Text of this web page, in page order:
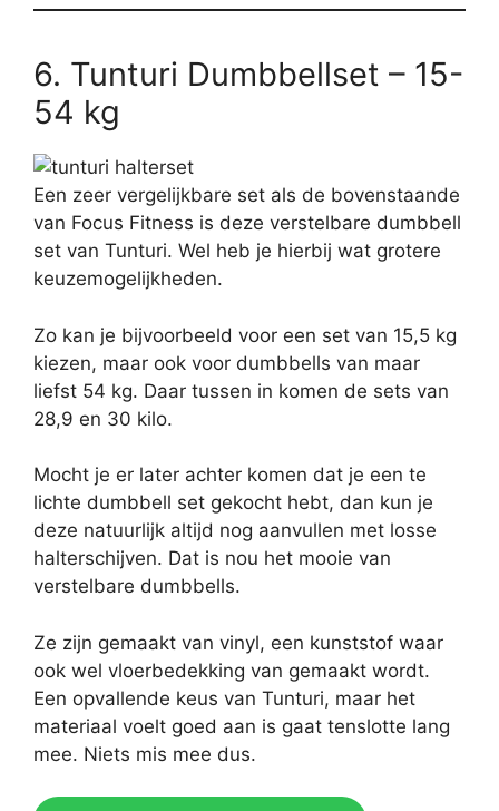
6. Tunturi Dumbbellset – 15-
54 kg
Een zeer vergelijkbare set als de bovenstaande
van Focus Fitness is deze verstelbare dumbbell
set van Tunturi. Wel heb je hierbij wat grotere
keuzemogelijkheden.
Zo kan je bijvoorbeeld voor een set van 15,5 kg
kiezen, maar ook voor dumbbells van maar
liefst 54 kg. Daar tussen in komen de sets van
28,9 en 30 kilo.
Mocht je er later achter komen dat je een te
lichte dumbbell set gekocht hebt, dan kun je
deze natuurlijk altijd nog aanvullen met losse
halterschijven. Dat is nou het mooie van
verstelbare dumbbells.
Ze zijn gemaakt van vinyl, een kunststof waar
ook wel vloerbedekking van gemaakt wordt.
Een opvallende keus van Tunturi, maar het
materiaal voelt goed aan is gaat tenslotte lang
mee. Niets mis mee dus.